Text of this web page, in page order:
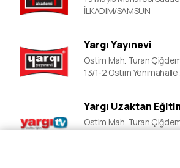
İLKADIM/SAMSUN
Yargı Yayınevi
Ostim Mah. Turan
13/1-2 Ostim Yenimahalle
Yargı Uzaktan
Ostim Mah. Turan
13/1-2 Ostim Yenimahalle